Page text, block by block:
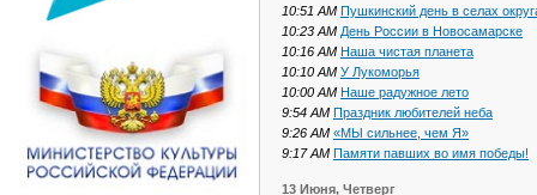
10:51 AM Пушкинский день в селах
10:23 AM День России в Новосамарске
10:16 AM Наша чистая планета
10:10 AM У Лукоморья
10:00 AM Наше радужное лето
9:54 AM Праздник любителей неба
9:26 AM «МЫ сильнее, чем Я»
9:17 AM Памяти павших во имя победы!
13 Июня, Четверг